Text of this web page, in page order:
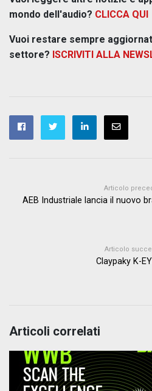
mondo dell'audio? CLICCA QUI
Vuoi restare sempre
settore? ISCRIVITI ALLA
Articolo
AEB Industriale lancia il nuovo
Articolo
Claypaky K-
Articoli correlati